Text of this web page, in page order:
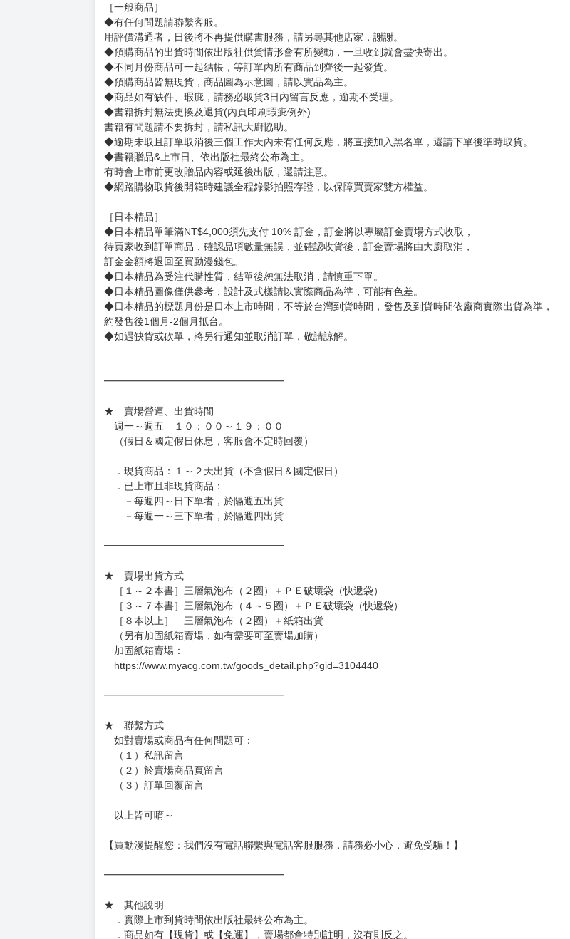
［一般商品］
◆有任何問題請聯繫客服。
用評價溝通者，日後將不再提供購書服務，請另尋其他店家，謝謝。
◆預購商品的出貨時間依出版社供貨情形會有所變動，一旦收到就會盡快寄出。
◆不同月份商品可一起結帳，等訂單內所有商品到齊後一起發貨。
◆預購商品皆無現貨，商品圖為示意圖，請以實品為主。
◆商品如有缺件、瑕疵，請務必取貨3日內留言反應，逾期不受理。
◆書籍拆封無法更換及退貨(內頁印刷瑕疵例外)
書籍有問題請不要拆封，請私訊大廚協助。
◆逾期未取且訂單取消後三個工作天內未有任何反應，將直接加入黑名單，還請下單後準時取貨。
◆書籍贈品&上市日、依出版社最終公布為主。
有時會上市前更改贈品內容或延後出版，還請注意。
◆網路購物取貨後開箱時建議全程錄影拍照存證，以保障買賣家雙方權益。
［日本精品］
◆日本精品單筆滿NT$4,000須先支付 10% 訂金，訂金將以專屬訂金賣場方式收取，
待買家收到訂單商品，確認品項數量無誤，並確認收貨後，訂金賣場將由大廚取消，
訂金金額將退回至買動漫錢包。
◆日本精品為受注代購性質，結單後恕無法取消，請慎重下單。
◆日本精品圖像僅供參考，設計及式樣請以實際商品為準，可能有色差。
◆日本精品的標題月份是日本上市時間，不等於台灣到貨時間，發售及到貨時間依廠商實際出貨為準，
約發售後1個月-2個月抵台。
◆如遇缺貨或砍單，將另行通知並取消訂單，敬請諒解。
━━━━━━━━━━━━━━━━━━
★ 賣場營運、出貨時間
週一～週五 １０：００～１９：００
（假日＆國定假日休息，客服會不定時回覆）
．現貨商品：１～２天出貨（不含假日＆國定假日）
．已上市且非現貨商品：
－每週四～日下單者，於隔週五出貨
－每週一～三下單者，於隔週四出貨
━━━━━━━━━━━━━━━━━━
★ 賣場出貨方式
［１～２本書］三層氣泡布（２圈）＋ＰＥ破壞袋（快遞袋）
［３～７本書］三層氣泡布（４～５圈）＋ＰＥ破壞袋（快遞袋）
［８本以上］ 三層氣泡布（２圈）＋紙箱出貨
（另有加固紙箱賣場，如有需要可至賣場加購）
加固紙箱賣場：
https://www.myacg.com.tw/goods_detail.php?gid=3104440
━━━━━━━━━━━━━━━━━━
★ 聯繫方式
如對賣場或商品有任何問題可：
（１）私訊留言
（２）於賣場商品頁留言
（３）訂單回覆留言
以上皆可唷～
【買動漫提醒您：我們沒有電話聯繫與電話客服服務，請務必小心，避免受騙！】
━━━━━━━━━━━━━━━━━━
★ 其他說明
．實際上市到貨時間依出版社最終公布為主。
．商品如有【現貨】或【免運】，賣場都會特別註明，沒有則反之。